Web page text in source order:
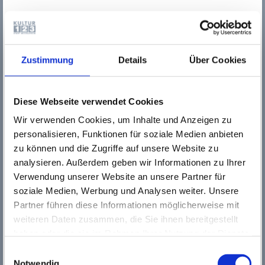
Zustimmung Details Über Cookies
Diese Webseite verwendet Cookies
Wir verwenden Cookies, um Inhalte und Anzeigen zu
personalisieren, Funktionen für soziale Medien anbieten
zu können und die Zugriffe auf unsere Website zu
analysieren. Außerdem geben wir Informationen zu Ihrer
Verwendung unserer Website an unsere Partner für
soziale Medien, Werbung und Analysen weiter. Unsere
Partner führen diese Informationen möglicherweise mit
weiteren Daten zusammen, die Sie ihnen bereitgestellt
Datenschutzhinweise